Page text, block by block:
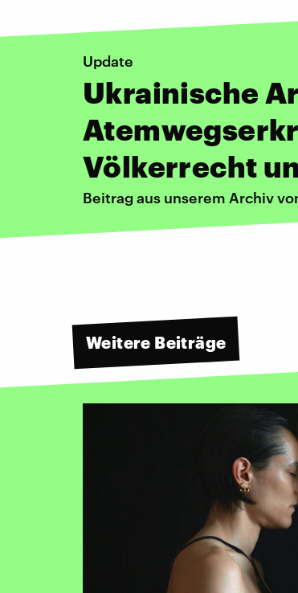
Update
Ukrainische
Völkerrecht
Beitrag aus unserem Archiv
Weitere Beiträge